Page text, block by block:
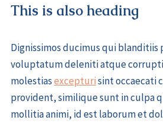
This is also heading
Dignissimos ducimus qui blanditiis
voluptatum deleniti atque corrupti
molestiasexcepturisint occaecati
provident, similique sunt in culpa
mollitia animi, id est laborum et